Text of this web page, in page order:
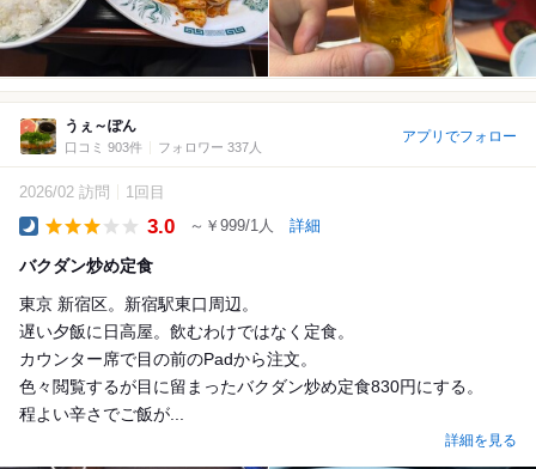
うぇ～ぽん
口コミ 903件 フォロワー 337人
アプリでフォロー
2026/02 訪問 1回目
3.0 ～￥999/1人 詳細
バクダン炒め定食
東京 新宿区。新宿駅東口周辺。
遅い夕飯に日高屋。飲むわけではなく定食。
カウンター席で目の前のPadから注文。
色々閲覧するが目に留まったバクダン炒め定食830円にする。
程よい辛さでご飯が...
詳細を見る